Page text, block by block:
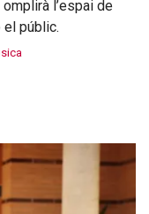
l’espai de
públic.